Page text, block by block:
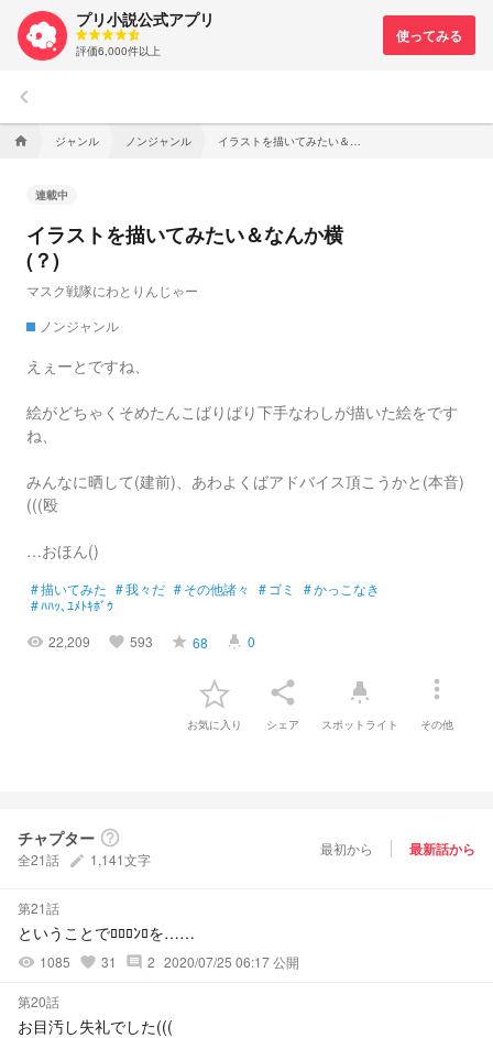
プリ小説公式アプリ
評価6,000件以上
keyboard_arrow_left
home ジャンル ノンジャンル
連載中
イラストを描いてみたい＆なんか横
(？)
マスク戦隊にわとりんじゃー
ノンジャンル
えぇーとですね、
絵がどちゃくそめたんこばりばり下手なわしが描いた絵をです
ね、
みんなに晒して(建前)、あわよくばアドバイス頂こうかと(本音)
(((殴
…おほん()
#描いてみた #我々だ #その他諸々 #ゴミ #かっこなき
#ﾊﾊｯ､ﾕﾒﾄｷﾎﾞｳ
visibility 22,209 favorite 593 grade 68 highlight 0
お気に入り
share
シェア
highlight
スポットライト
more_vert
その他
チャプター help_outline
全21話 create 1,141文字
最初から 最新話から
第21話
ということでﾛﾛﾛﾝﾛを……
visibility 1085 favorite 31 comment 2 2020/07/25 06:17 公開
第20話
お目汚し失礼でした(((